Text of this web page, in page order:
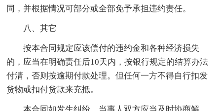
同，并根据情况可部分或全部免予承担违约责任。
八、其它
按本合同规定应该偿付的违约金和各种经济损失
的，应当在明确责任后10天内，按银行规定的结算办法
付清，否则按逾期付款处理。但任何一方不得自行扣发
货物或扣付货款来充抵。
本合同如发生纠纷，当事人双方应当及时协商解